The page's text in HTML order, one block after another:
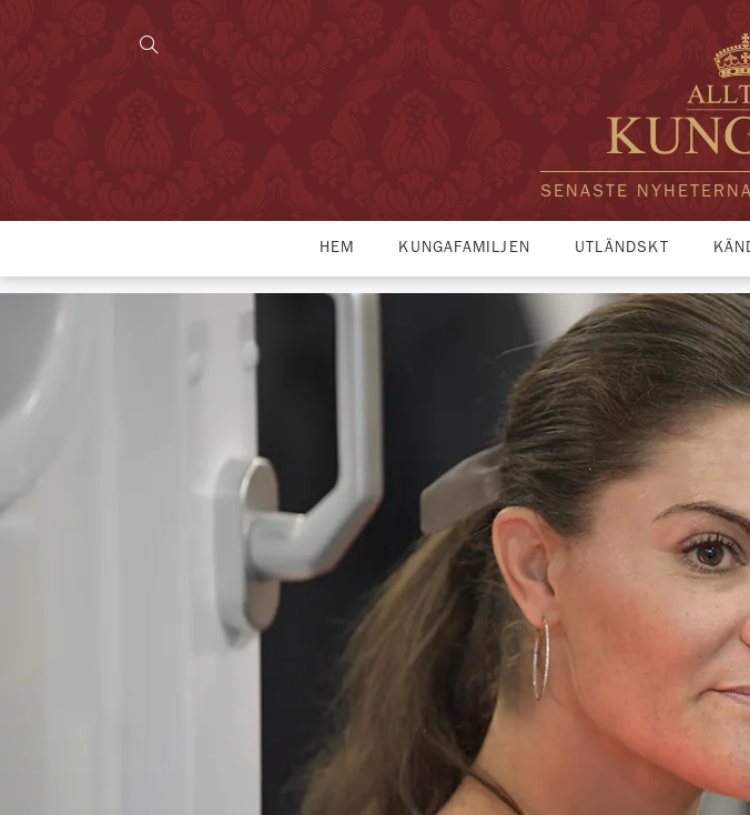
SENASTE
HEM KUNGAFAMILJEN UTLÄNDSKT